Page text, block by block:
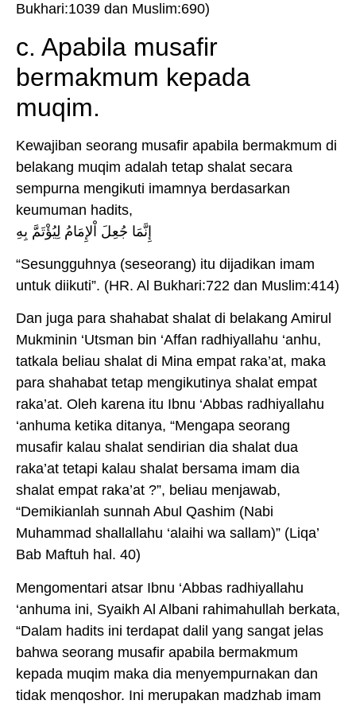
Bukhari:1039 dan Muslim:690)
c. Apabila musafir
bermakmum kepada
muqim.
Kewajiban seorang musafir apabila bermakmum di
belakang muqim adalah tetap shalat secara
sempurna mengikuti imamnya berdasarkan
keumuman hadits,
إِنَّمَا جُعِلَ اْلإِمَامُ لِيُؤْتَمَّ بِهِ
“Sesungguhnya (seseorang) itu dijadikan imam
untuk diikuti”. (HR. Al Bukhari:722 dan Muslim:414)
Dan juga para shahabat shalat di belakang Amirul
Mukminin ‘Utsman bin ‘Affan radhiyallahu ‘anhu,
tatkala beliau shalat di Mina empat raka’at, maka
para shahabat tetap mengikutinya shalat empat
raka’at. Oleh karena itu Ibnu ‘Abbas radhiyallahu
‘anhuma ketika ditanya, “Mengapa seorang
musafir kalau shalat sendirian dia shalat dua
raka’at tetapi kalau shalat bersama imam dia
shalat empat raka’at ?”, beliau menjawab,
“Demikianlah sunnah Abul Qashim (Nabi
Muhammad shallallahu ‘alaihi wa sallam)” (Liqa’
Bab Maftuh hal. 40)
Mengomentari atsar Ibnu ‘Abbas radhiyallahu
‘anhuma ini, Syaikh Al Albani rahimahullah berkata,
“Dalam hadits ini terdapat dalil yang sangat jelas
bahwa seorang musafir apabila bermakmum
kepada muqim maka dia menyempurnakan dan
tidak menqoshor. Ini merupakan madzhab imam